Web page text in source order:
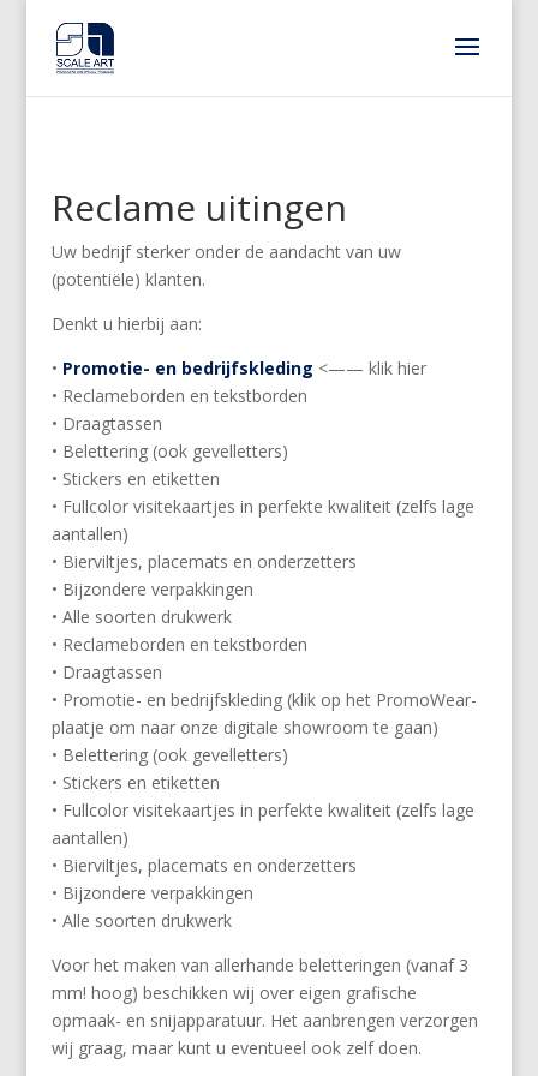
Reclame uitingen
Uw bedrijf sterker onder de aandacht van uw
(potentiële) klanten.
Denkt u hierbij aan:
• Promotie- en bedrijfskleding <—— klik hier
• Reclameborden en tekstborden
• Draagtassen
• Belettering (ook gevelletters)
• Stickers en etiketten
• Fullcolor visitekaartjes in perfekte kwaliteit (zelfs lage
aantallen)
• Bierviltjes, placemats en onderzetters
• Bijzondere verpakkingen
• Alle soorten drukwerk
• Reclameborden en tekstborden
• Draagtassen
• Promotie- en bedrijfskleding (klik op het PromoWear-
plaatje om naar onze digitale showroom te gaan)
• Belettering (ook gevelletters)
• Stickers en etiketten
• Fullcolor visitekaartjes in perfekte kwaliteit (zelfs lage
aantallen)
• Bierviltjes, placemats en onderzetters
• Bijzondere verpakkingen
• Alle soorten drukwerk
Voor het maken van allerhande beletteringen (vanaf 3
mm! hoog) beschikken wij over eigen grafische
opmaak- en snijapparatuur. Het aanbrengen verzorgen
wij graag, maar kunt u eventueel ook zelf doen.